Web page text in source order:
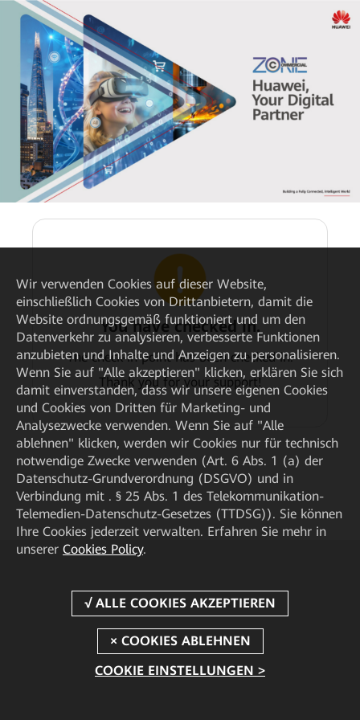
You have checked in.
The check-in point has been checked in.
Thank you for your support!
Wir verwenden Cookies auf dieser Website,
einschließlich Cookies von Drittanbietern, damit die
Website ordnungsgemäß funktioniert und um den
Datenverkehr zu analysieren, verbesserte Funktionen
anzubieten und Inhalte und Anzeigen zu personalisieren.
Wenn Sie auf "Alle akzeptieren" klicken, erklären Sie sich
damit einverstanden, dass wir unsere eigenen Cookies
und Cookies von Dritten für Marketing- und
Analysezwecke verwenden. Wenn Sie auf "Alle
ablehnen" klicken, werden wir Cookies nur für technisch
notwendige Zwecke verwenden (Art. 6 Abs. 1 (a) der
Datenschutz-Grundverordnung (DSGVO) und in
Verbindung mit . § 25 Abs. 1 des Telekommunikation-
Telemedien-Datenschutz-Gesetzes (TTDSG)). Sie können
Ihre Cookies jederzeit verwalten. Erfahren Sie mehr in
unserer Cookies Policy.
COOKIE EINSTELLUNGEN >